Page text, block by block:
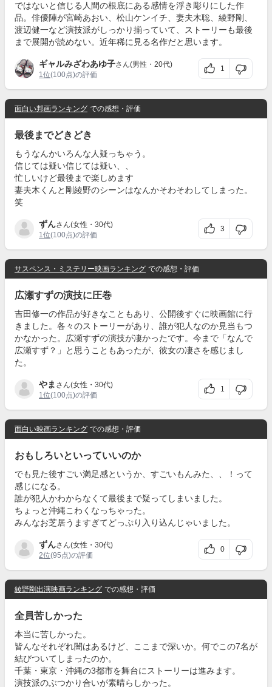
ではないと信じる人間の根底にある感情を浮き彫りにした作
品。俳優陣が宮崎あおい、松山ケンイチ、妻夫木聡、綾野剛、
渡辺健一など演技派がしっかり揃っていて、ストーリーも最後
まで展開が読めない。近年稀に見る名作だと思います。
ギャルみざわあゆ子さん(男性・20代)
1位(100点)の評価
1
面白い邦画ランキング での感想・評価
最後までどきどき
もうなんかいろんな人疑っちゃう。
信じては疑い信じては疑い、、
忙しいけど最後まで楽しめます
妻夫木くんと剛綾野のシーンはなんかそわそわしてしまった。
笑
ずんさん(女性・30代)
1位(100点)の評価
3
サスペンス・ミステリー映画ランキング での感想・評価
広瀬すずの演技に圧巻
吉田修一の作品が好きなこともあり、公開後すぐに映画館に行
きました。各々のストーリーがあり、誰が犯人なのか見当もつ
かなかった。広瀬すずの演技が凄かったです。今まで「なんで
広瀬すず？」と思うこともあったが、彼女の凄さを感じまし
た。
やま さん(女性・30代)
1位(100点)の評価
1
面白い映画ランキング での感想・評価
おもしろいといっていいのか
でも見た後すごい満足感というか、すごいもんみた、、！って
感じになる。
誰が犯人かわからなくて最後まで疑ってしまいました。
ちょっと沖縄こわくなっちゃった。
みんなお芝居うますぎてどっぷり入り込んじゃいました。
ずんさん(女性・30代)
2位(95点)の評価
0
綾野剛出演映画ランキング での感想・評価
全員苦しかった
本当に苦しかった。
皆んなそれぞれ闇はあるけど、ここまで深いか。何でこの7名が
結びついてしまったのか。
千葉・東京・沖縄の3都市を舞台にストーリーは進みます。
演技派のぶつかり合いが素晴らしかった。